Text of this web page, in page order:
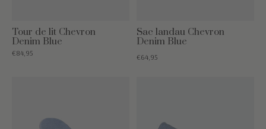
Tour de lit Chevron
Denim Blue
€84,95
Sac landau Chevron
Denim Blue
€64,95